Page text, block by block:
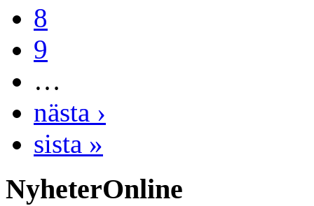
8
9
…
nästa ›
sista »
NyheterOnline